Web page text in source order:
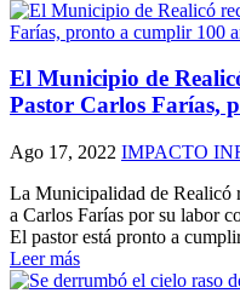
El Municipio de
Pastor Carlos Farías,
Ago 17, 2022 IMPACTO
La Municipalidad de Realicó
a Carlos Farías por su labor
El pastor está pronto a
Leer más